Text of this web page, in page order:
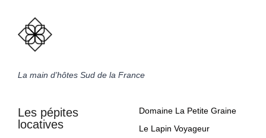
La main d’hôtes Sud de la France
Les pépites
locatives
Domaine La Petite Graine
Le Lapin Voyageur